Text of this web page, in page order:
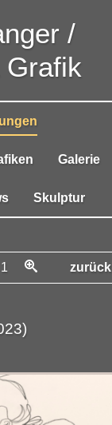
/
Grafik
Galerie
Skulptur
1 zurück
)